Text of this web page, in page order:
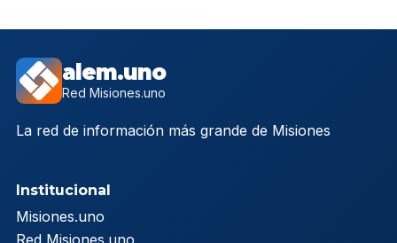
alem.uno
Red Misiones.uno
La red de información más grande de Misiones
Institucional
Misiones.uno
Red Misiones.uno